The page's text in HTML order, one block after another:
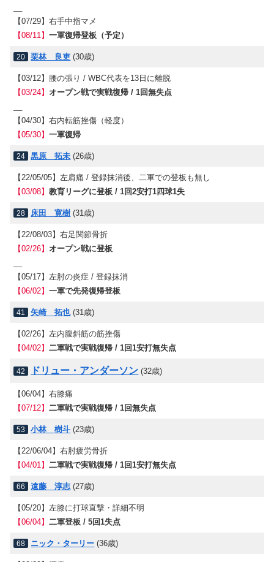
【07/29】右手中指マメ
【08/11】一軍復帰登板（予定）
20 栗林 良吏 (30歳)
【03/12】 腰の張り / WBC代表を13日に離脱
【03/24】オープン戦で実戦復帰 / 1回無失点
【04/30】右内転筋挫傷（軽度）
【05/30】一軍復帰
24 黒原 拓未 (26歳)
【22/05/05】左肩痛 / 登録抹消後、二軍での登板も無し
【03/08】教育リーグに登板 / 1回2安打1四球1失
28 床田 寛樹 (31歳)
【22/08/03】右足関節骨折
【02/26】オープン戦に登板
【05/17】左肘の炎症 / 登録抹消
【06/02】一軍で先発復帰登板
41 矢崎 拓也 (31歳)
【02/26】左内腹斜筋の筋挫傷
【04/02】二軍戦で実戦復帰 / 1回1安打無失点
42 ドリュー・アンダーソン (32歳)
【06/04】右膝痛
【07/12】二軍戦で実戦復帰 / 1回無失点
53 小林 樹斗 (23歳)
【22/06/04】右肘疲労骨折
【04/01】二軍戦で実戦復帰 / 1回1安打無失点
66 遠藤 淳志 (27歳)
【05/20】左膝に打球直撃・詳細不明
【06/04】二軍登板 / 5回1失点
68 ニック・ターリー (36歳)